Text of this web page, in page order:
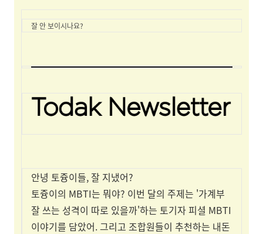
잘 안 보이시나요?
안녕 토즁이들, 잘 지냈어?
토즁이의 MBTI는 뭐야? 이번 달의 주제는 '가계부
잘 쓰는 성격이 따로 있을까'하는 토기자 피셜 MBTI
이야기를 담았어. 그리고 조합원들이 추천하는 내돈